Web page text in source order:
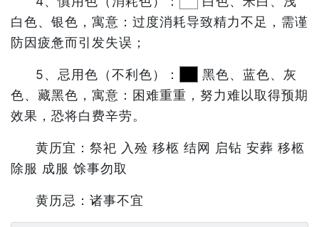
白色、银色，寓意：过度消耗导致精力不足，需谨
防因疲惫而引发失误；
5、忌用色（不利色）：
黑色、蓝色、灰
色、藏黑色，寓意：困难重重，努力难以取得预期
效果，恐将白费辛劳。
黄历宜：祭祀 入殓 移柩 结网 启钻 安葬 移柩
除服 成服 馀事勿取
黄历忌：诸事不宜